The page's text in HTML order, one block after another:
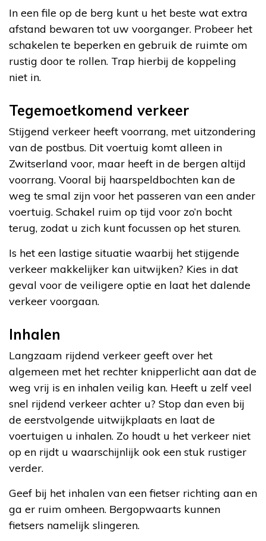
In een file op de berg kunt u het beste wat extra
afstand bewaren tot uw voorganger. Probeer het
schakelen te beperken en gebruik de ruimte om
rustig door te rollen. Trap hierbij de koppeling
niet in.
Tegemoetkomend verkeer
Stijgend verkeer heeft voorrang, met uitzondering
van de postbus. Dit voertuig komt alleen in
Zwitserland voor, maar heeft in de bergen altijd
voorrang. Vooral bij haarspeldbochten kan de
weg te smal zijn voor het passeren van een ander
voertuig. Schakel ruim op tijd voor zo’n bocht
terug, zodat u zich kunt focussen op het sturen.
Is het een lastige situatie waarbij het stijgende
verkeer makkelijker kan uitwijken? Kies in dat
geval voor de veiligere optie en laat het dalende
verkeer voorgaan.
Inhalen
Langzaam rijdend verkeer geeft over het
algemeen met het rechter knipperlicht aan dat de
weg vrij is en inhalen veilig kan. Heeft u zelf veel
snel rijdend verkeer achter u? Stop dan even bij
de eerstvolgende uitwijkplaats en laat de
voertuigen u inhalen. Zo houdt u het verkeer niet
op en rijdt u waarschijnlijk ook een stuk rustiger
verder.
Geef bij het inhalen van een fietser richting aan en
ga er ruim omheen. Bergopwaarts kunnen
fietsers namelijk slingeren.